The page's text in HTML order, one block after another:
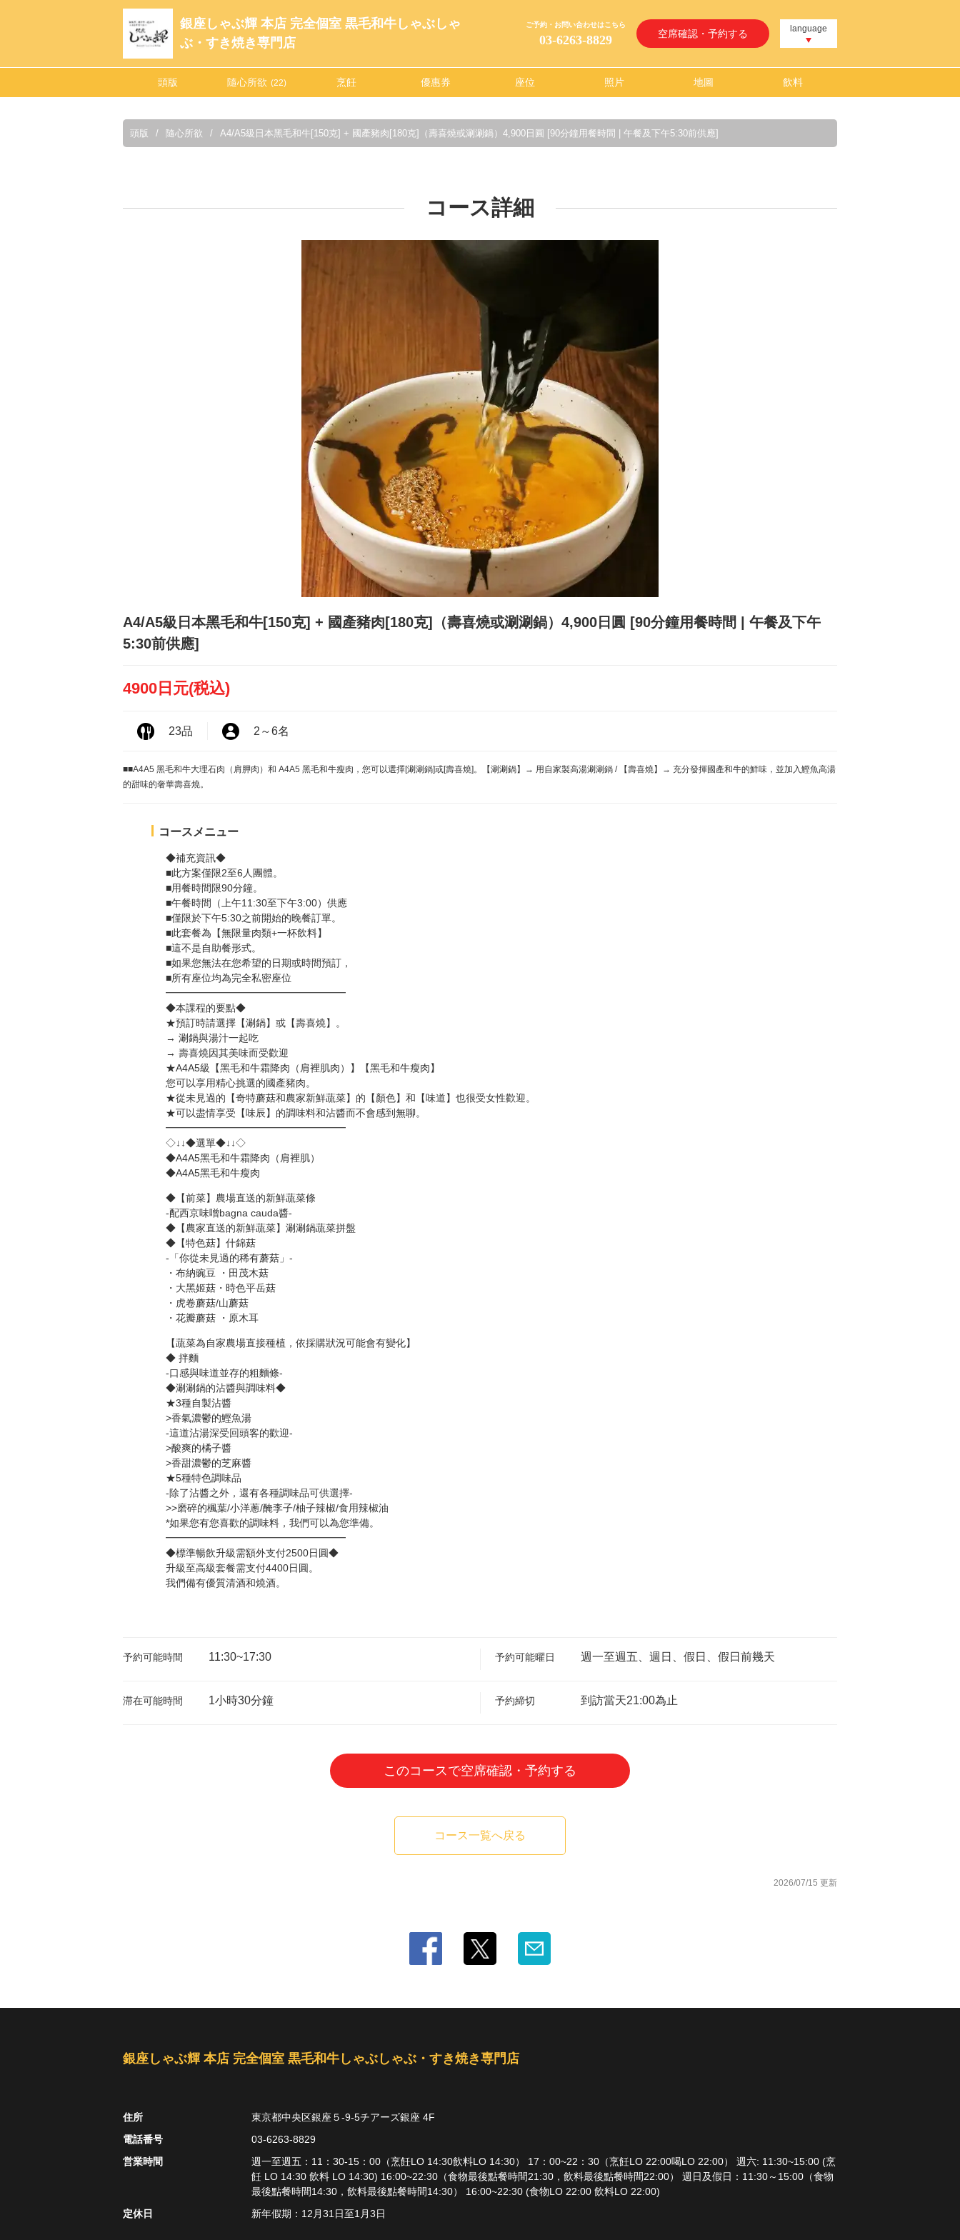
銀座しゃぶ輝 本店 完全個室 黒毛和牛しゃぶしゃ
ぶ・すき焼き専門店
ご予約・お問い合わせはこちら
03-6263-8829 空席確認・予約する language
頭版 隨心所欲 (22) 烹飪 優惠券 座位 照片 地圖 飲料
頭版 隨心所欲 A4/A5級日本黑毛和牛[150克] + 國產豬肉[180克]（壽喜燒或涮涮鍋）4,900日圓 [90分鐘用餐時間 | 午餐及下午5:30前供應]
コース詳細
A4/A5級日本黑毛和牛[150克] + 國產豬肉[180克]（壽喜燒或涮涮鍋）4,900日圓 [90分鐘用餐時間 | 午餐及下午
5:30前供應]
4900日元(税込)
23品 2 ～6名
■■A4A5 黑毛和牛大理石肉（肩胛肉）和 A4A5 黑毛和牛瘦肉，您可以選擇[涮涮鍋]或[壽喜燒]。【涮涮鍋】→ 用自家製高湯涮涮鍋 / 【壽喜燒】→ 充分發揮國產和牛的鮮味，並加入鰹魚高湯
的甜味的奢華壽喜燒。
コースメニュー
◆補充資訊◆
■此方案僅限2至6人團體。
■用餐時間限90分鐘。
■午餐時間（上午11:30至下午3:00）供應
■僅限於下午5:30之前開始的晚餐訂單。
■此套餐為【無限量肉類+一杯飲料】
■這不是自助餐形式。
■如果您無法在您希望的日期或時間預訂，
■所有座位均為完全私密座位
━━━━━━━━━━━━━━━━━━
◆本課程的要點◆
★預訂時請選擇【涮鍋】或【壽喜燒】。
→ 涮鍋與湯汁一起吃
→ 壽喜燒因其美味而受歡迎
★A4A5級【黑毛和牛霜降肉（肩裡肌肉）】【黑毛和牛瘦肉】
您可以享用精心挑選的國產豬肉。
★從未見過的【奇特蘑菇和農家新鮮蔬菜】的【顏色】和【味道】也很受女性歡迎。
★可以盡情享受【味辰】的調味料和沾醬而不會感到無聊。
━━━━━━━━━━━━━━━━━━
◇↓↓◆選單◆↓↓◇
◆A4A5黑毛和牛霜降肉（肩裡肌）
◆A4A5黑毛和牛瘦肉
◆【前菜】農場直送的新鮮蔬菜條
-配西京味噌bagna cauda醬-
◆【農家直送的新鮮蔬菜】涮涮鍋蔬菜拼盤
◆【特色菇】什錦菇
-「你從未見過的稀有蘑菇」-
・布納豌豆 ・田茂木菇
・大黑姬菇・時色平岳菇
・虎卷蘑菇/山蘑菇
・花瓣蘑菇 ・原木耳
【蔬菜為自家農場直接種植，依採購狀況可能會有變化】
◆ 拌麵
-口感與味道並存的粗麵條-
◆涮涮鍋的沾醬與調味料◆
★3種自製沾醬
>香氣濃鬱的鰹魚湯
-這道沾湯深受回頭客的歡迎-
>酸爽的橘子醬
>香甜濃鬱的芝麻醬
★5種特色調味品
-除了沾醬之外，還有各種調味品可供選擇-
>>磨碎的楓葉/小洋蔥/醃李子/柚子辣椒/食用辣椒油
*如果您有您喜歡的調味料，我們可以為您準備。
━━━━━━━━━━━━━━━━━━
◆標準暢飲升級需額外支付2500日圓◆
升級至高級套餐需支付4400日圓。
我們備有優質清酒和燒酒。
予約可能時間 11:30~17:30 予約可能曜日 週一至週五、週日、假日、假日前幾天
滞在可能時間 1小時30分鐘 予約締切 到訪當天21:00為止
このコースで空席確認・予約する
コース一覧へ戻る
2026/07/15 更新
銀座しゃぶ輝 本店 完全個室 黒毛和牛しゃぶしゃぶ・すき焼き専門店
住所
東京都中央区銀座５-9-5チアーズ銀座 4F
電話番号
03-6263-8829
営業時間
週一至週五：11：30-15：00（烹飪LO 14:30飲料LO 14:30） 17：00~22：30（烹飪LO 22:00喝LO 22:00） 週六: 11:30~15:00 (烹
飪 LO 14:30 飲料 LO 14:30) 16:00~22:30（食物最後點餐時間21:30，飲料最後點餐時間22:00） 週日及假日：11:30～15:00（食物
最後點餐時間14:30，飲料最後點餐時間14:30） 16:00~22:30 (食物LO 22:00 飲料LO 22:00)
定休日
新年假期：12月31日至1月3日